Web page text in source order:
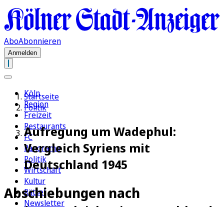
AboAbonnieren
Anmelden
Köln
Region
Freizeit
Restaurants
FC
Panorama
Politik
Wirtschaft
Kultur
Rätsel
Newsletter
Startseite
Politik
Aufregung um Wadephul:
Vergleich Syriens mit
Deutschland 1945
Abschiebungen nach